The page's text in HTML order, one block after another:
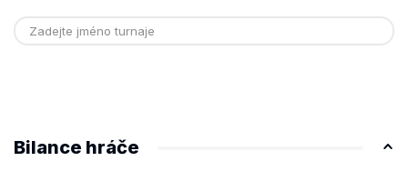
Bilance hráče